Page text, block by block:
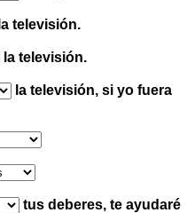
la televisión.
la televisión.
la televisión, si yo fuera
tus deberes, te ayudaré